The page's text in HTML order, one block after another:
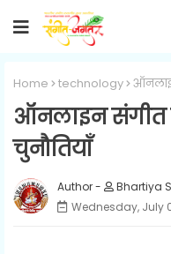
Home technology
ऑनलाइन संगीत
चुनौतियाँ
Bhartiya
Wednesday, July